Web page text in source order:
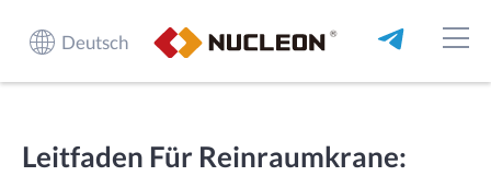
Deutsch
Leitfaden Für Reinraumkrane: